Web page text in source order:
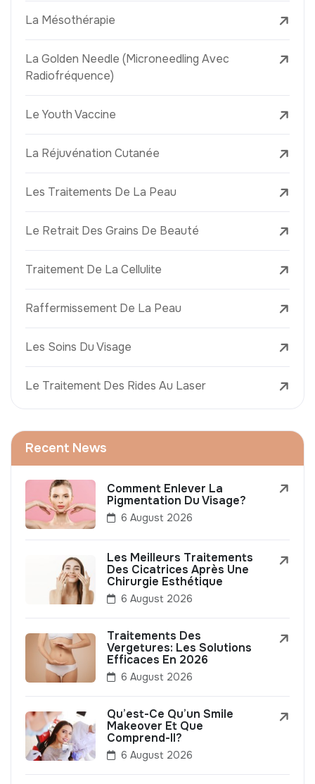
La Mésothérapie
La Golden Needle (Microneedling Avec
Radiofréquence)
Le Youth Vaccine
La Réjuvénation Cutanée
Les Traitements De La Peau
Le Retrait Des Grains De Beauté
Traitement De La Cellulite
Raffermissement De La Peau
Les Soins Du Visage
Le Traitement Des Rides Au Laser
Recent News
Comment Enlever La
Pigmentation Du Visage?
6 August 2026
Les Meilleurs Traitements
Des Cicatrices Après Une
Chirurgie Esthétique
6 August 2026
Traitements Des
Vergetures: Les Solutions
Efficaces En 2026
6 August 2026
Qu’est-Ce Qu’un Smile
Makeover Et Que
Comprend-Il?
6 August 2026